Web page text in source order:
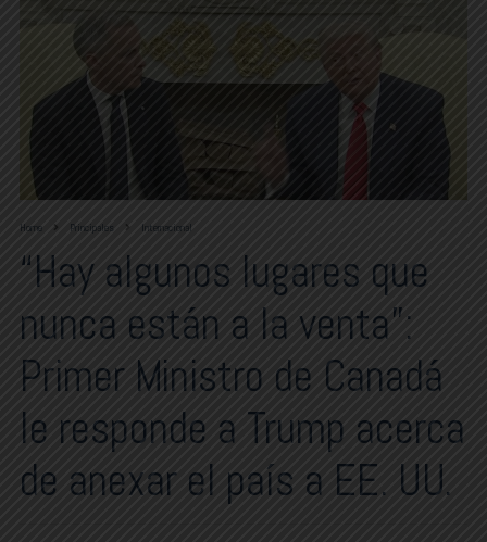
Home Principales Internacional
“Hay algunos lugares que
nunca están a la venta”:
Primer Ministro de Canadá
le responde a Trump acerca
de anexar el país a EE. UU.